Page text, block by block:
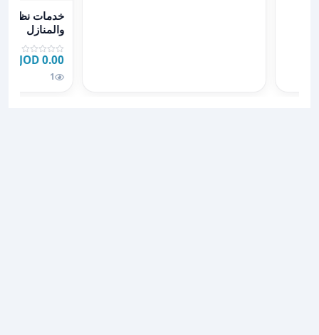
عرض تفاصيل
خدمات نظافة
والمنازل
0.00 JOD
1